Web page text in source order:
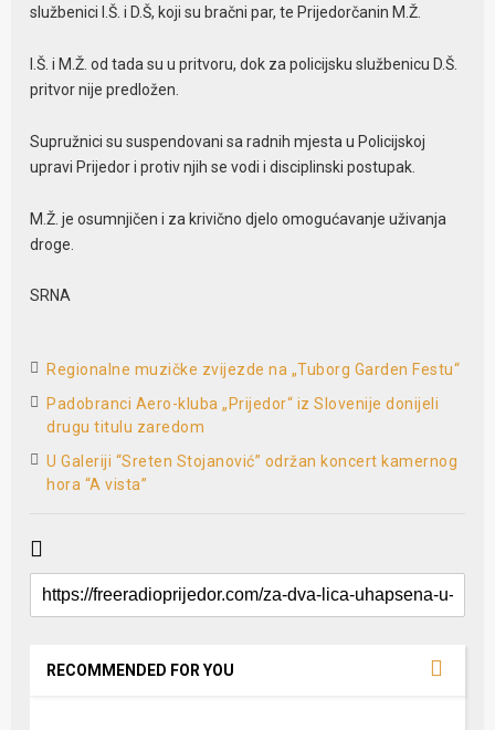
službenici I.Š. i D.Š, koji su bračni par, te Prijedorčanin M.Ž.
I.Š. i M.Ž. od tada su u pritvoru, dok za policijsku službenicu D.Š.
pritvor nije predložen.
Supružnici su suspendovani sa radnih mjesta u Policijskoj
upravi Prijedor i protiv njih se vodi i disciplinski postupak.
M.Ž. je osumnjičen i za krivično djelo omogućavanje uživanja
droge.
SRNA
Regionalne muzičke zvijezde na „Tuborg Garden Festu“
Padobranci Aero-kluba „Prijedor“ iz Slovenije donijeli
drugu titulu zaredom
U Galeriji “Sreten Stojanović” održan koncert kamernog
hora “A vista”
RECOMMENDED FOR YOU